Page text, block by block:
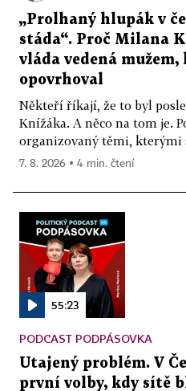
„Prolhaný hlupák v
stáda“. Proč Milana
vláda vedená
opovrhoval
Někteří říkají, že to byl
Knížáka. A něco na tom je.
organizovaný těmi, kterými
7. 8. 2026 ▪ 4 min. čtení
55:23
PODCAST PODPÁSOVKA
Utajený problém. V
první volby, kdy sítě